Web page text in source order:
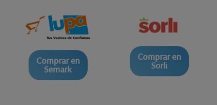
Comprar en
Semark
Comprar en
Sorli